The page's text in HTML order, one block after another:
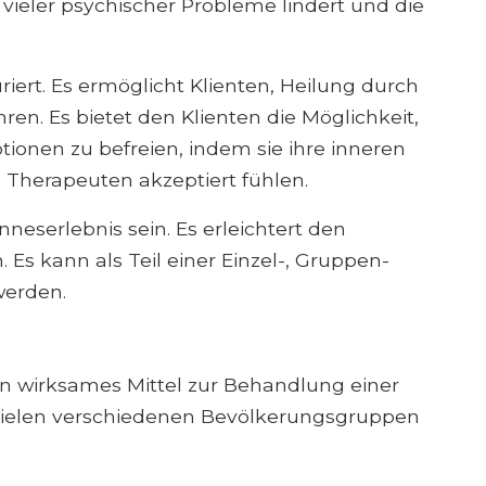
psychischer Probleme lindert und die
Es ermöglicht Klienten, Heilung durch
Es bietet den Klienten die Möglichkeit,
zu befreien, indem sie ihre inneren
akzeptiert fühlen.
sein. Es erleichtert den
kann als Teil einer Einzel-, Gruppen-
wirksames Mittel zur Behandlung einer
verschiedenen Bevölkerungsgruppen